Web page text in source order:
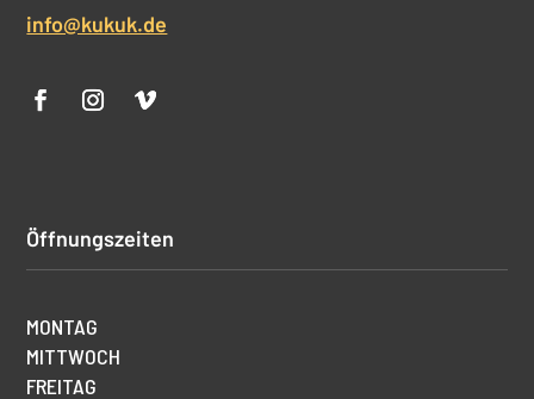
info@kukuk.de
Öffnungszeiten
MONTAG
MITTWOCH
FREITAG